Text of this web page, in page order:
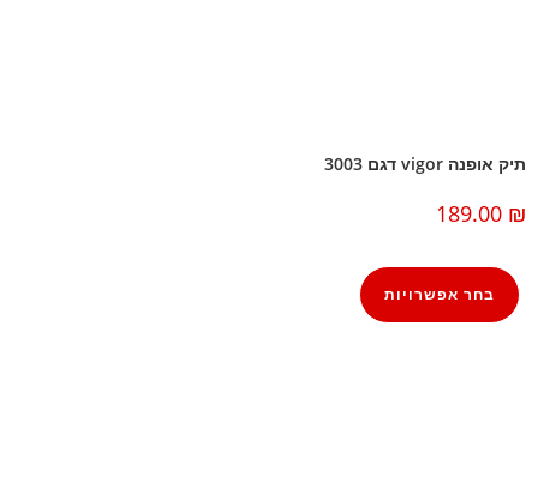
תיק אופנה vigor דגם 3003
189.00 ₪
בחר אפשרויות